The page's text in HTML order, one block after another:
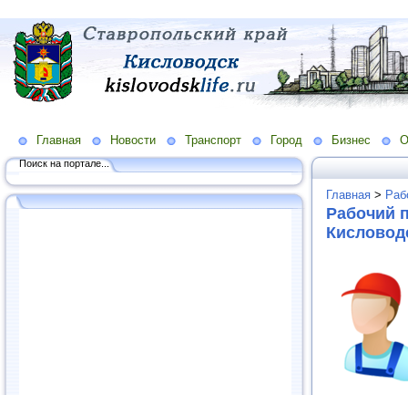
Главная Новости Транспорт Город Бизнес
Поиск на портале...
Главная >
Рабочий